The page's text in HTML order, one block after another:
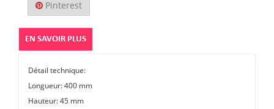
Pinterest
EN SAVOIR PLUS
Détail technique:
Longueur: 400 mm
Hauteur: 45 mm